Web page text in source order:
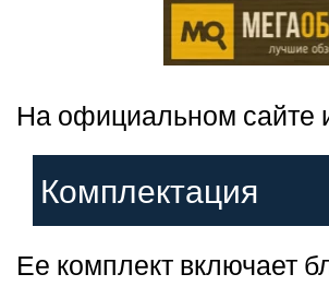
На официальном сайте
Комплектация
Ее комплект включает